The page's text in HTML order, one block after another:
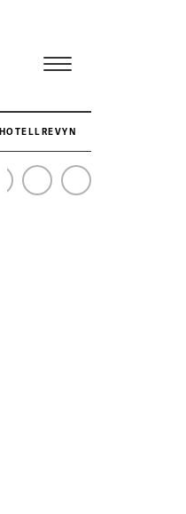
REKORD I SIMPELHET